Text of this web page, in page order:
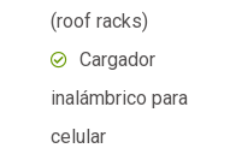
Cierre centralizado
Climatizador dual
con ventilación en la
segunda fila